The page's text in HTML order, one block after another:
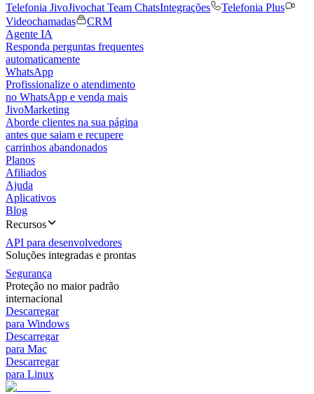
Telefonia JivoJivochat Team ChatsIntegrações
Telefonia Plus
Videochamadas
CRM
Agente IA
Responda perguntas frequentes
automaticamente
WhatsApp
Profissionalize o atendimento
no WhatsApp e venda mais
JivoMarketing
Aborde clientes na sua página
antes que saiam e recupere
carrinhos abandonados
Planos
Afiliados
Ajuda
Aplicativos
Blog
Recursos
API para desenvolvedores
Soluções integradas e prontas
Segurança
Proteção no maior padrão
internacional
Descarregar
para Windows
Descarregar
para Mac
Descarregar
para Linux